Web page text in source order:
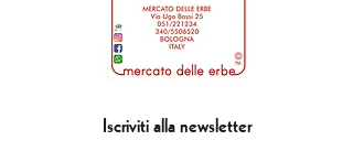
Iscriviti alla newsletter